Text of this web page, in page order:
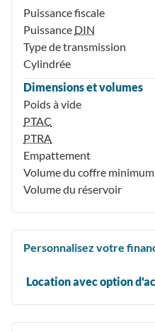
Puissance fiscale
Puissance DIN
Type de transmission
Cylindrée
Dimensions et volumes
Poids à vide
PTAC
PTRA
Empattement
Volume du coffre minimum
Volume du réservoir
Personnalisez votre
Location avec option